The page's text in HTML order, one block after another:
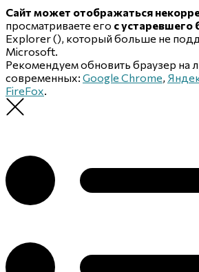
Сайт может отображаться
просматриваете его с устаревшего
Explorer (), который больше не
Microsoft.
Рекомендуем обновить браузер на
современных: Google Chrome,
FireFox.